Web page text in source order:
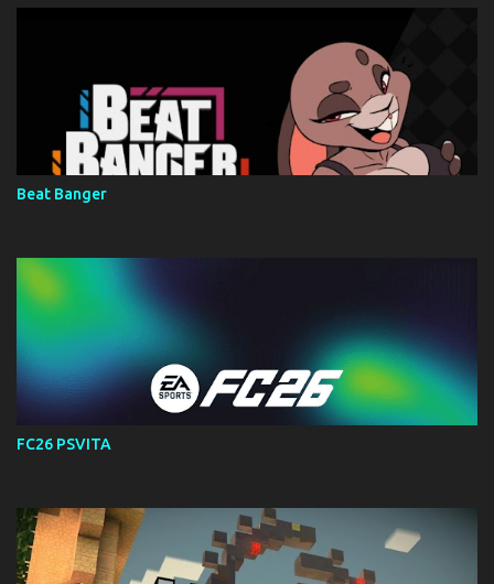
Beat Banger
FC26 PSVITA